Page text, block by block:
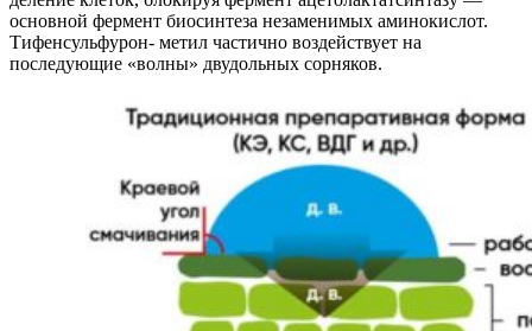
основной фермент биосинтеза незаменимых аминокислот.
Тифенсульфурон- метил частично воздействует на
последующие «волны» двудольных сорняков.